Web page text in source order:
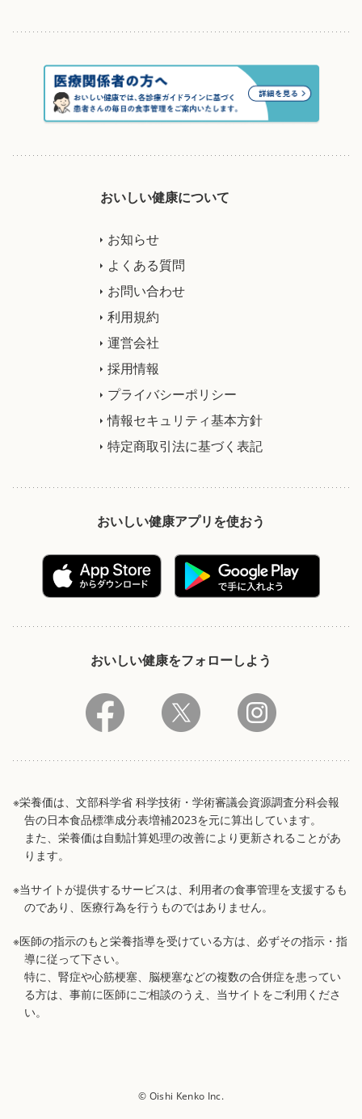
おいしい健康について
お知らせ
よくある質問
お問い合わせ
利用規約
運営会社
採用情報
プライバシーポリシー
情報セキュリティ基本方針
特定商取引法に基づく表記
おいしい健康アプリを使おう
おいしい健康をフォローしよう
※栄養価は、文部科学省 科学技術・学術審議会資源調査分科会報
告の日本食品標準成分表増補2023を元に算出しています。
また、栄養価は自動計算処理の改善により更新されることがあ
ります。
※当サイトが提供するサービスは、利用者の食事管理を支援するも
のであり、医療行為を行うものではありません。
※医師の指示のもと栄養指導を受けている方は、必ずその指示・指
導に従って下さい。
特に、腎症や心筋梗塞、脳梗塞などの複数の合併症を患ってい
る方は、事前に医師にご相談のうえ、当サイトをご利用くださ
い。
© Oishi Kenko Inc.